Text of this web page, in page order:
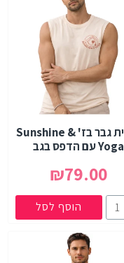
גופיית גבר בז' Sunshine &
Yoga עם הדפס בגב
₪79.00
הוסף לסל